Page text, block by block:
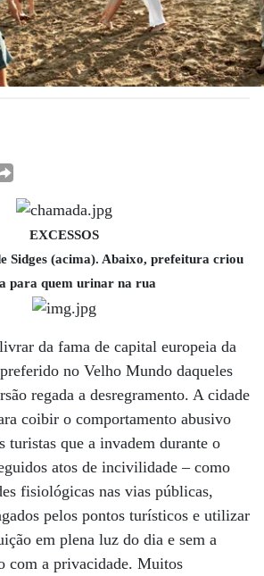
EXCESSOS
Sidges (acima). Abaixo, prefeitura criou
para quem urinar na rua
da fama de capital europeia da
no Velho Mundo daqueles
regada a desregramento. A cidade
coibir o comportamento abusivo
turistas que a invadem durante o
atos de incivilidade – como
fisiológicas nas vias públicas,
pelos pontos turísticos e utilizar
em plena luz do dia e sem a
com a privacidade. Muitos